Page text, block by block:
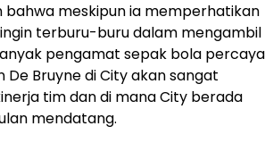
bahwa meskipun ia memperhatikan
terburu-buru dalam mengambil
pengamat sepak bola percaya
De Bruyne di City akan sangat
tim dan di mana City berada
mendatang.